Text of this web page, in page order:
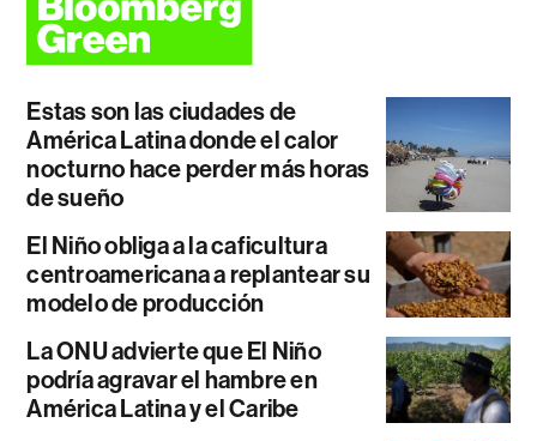
Estas son las ciudades de
América Latina donde el calor
nocturno hace perder más horas
de sueño
El Niño obliga a la caficultura
centroamericana a replantear su
modelo de producción
La ONU advierte que El Niño
podría agravar el hambre en
América Latina y el Caribe